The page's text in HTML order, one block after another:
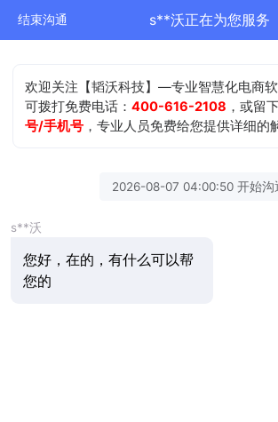
结束沟通 s**沃正在为您服务
欢迎关注【韬沃科技】—专业智慧化电商
可拨打免费电话：400-616-2108 ，或留
号/手机号 ，专业人员免费给您提供详细的
2026-08-07 04:00:50 开始沟
s**沃
您好，在的，有什么可以帮
您的